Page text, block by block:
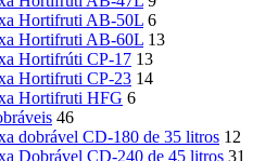
Hortifruti AB-50L 6
Hortifruti AB-60L 13
Hortifrúti CP-17 13
Hortifruti CP-23 14
Hortifruti HFG 6
46
dobrável CD-180 de 35 litros 12
Dobrável CD-240 de 45 litros 31